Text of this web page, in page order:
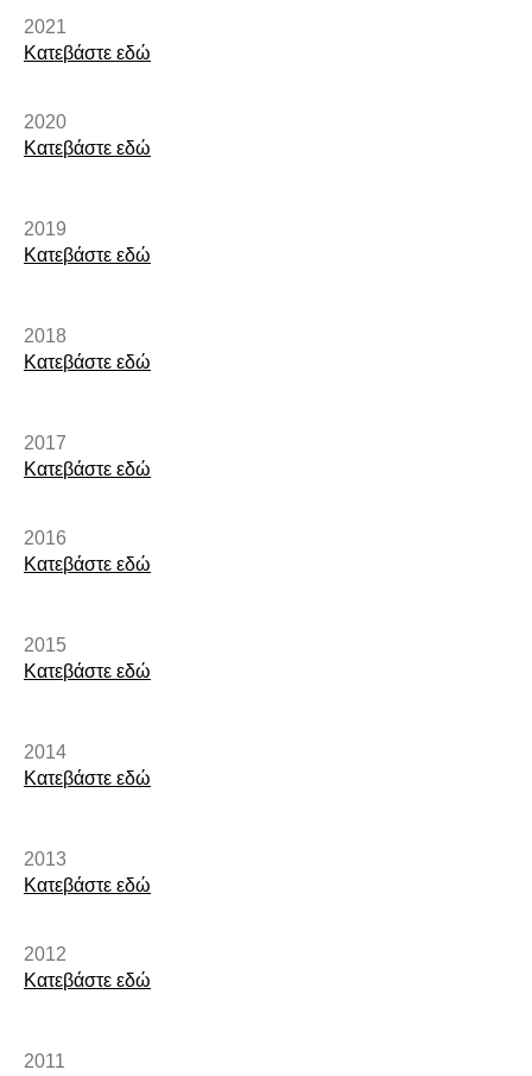
2021
Κατεβάστε εδώ
2020
Κατεβάστε εδώ​
2019
Κατεβάστε εδώ​
2018
Κατεβάστε εδώ
2017
Κατεβάστε εδώ
2016
Κατεβάστε εδώ
2015​
Κατεβάστε εδώ​
2014
Κατεβάστε εδώ​​
2013
Κατεβάστε εδώ​
2012
Κατεβάστε εδώ
2011